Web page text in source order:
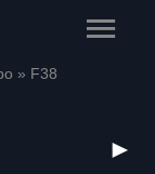
Main
F38
►